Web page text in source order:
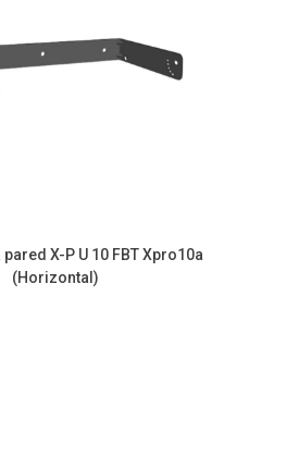
X-P U 10 FBT Xpro10a
(Horizontal)